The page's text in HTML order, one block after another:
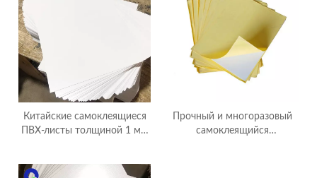
Китайские самоклеящиеся
ПВХ-листы толщиной 1 мм
Прочный и многоразовый
самоклеящийся